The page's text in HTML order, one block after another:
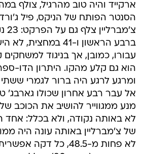
ארקייד והיה טוב מהרגיל, צולף
הסנטר הפותח של הניקס, פיל
ברבע הראשון ו-41
עבורו, כמובן, אך בניגוד
הוא גם קלע מהקו. היתרון הדו-
ומרגע לרגע היה ברור לגמרי
אל עבר רבע אחרון שכולו גארבג'
מנע ממגווייר להושיב את הכוכב
לא באותה נקודה, ולא בכלל: אחד
של צ'מברליין באותה עונה היה